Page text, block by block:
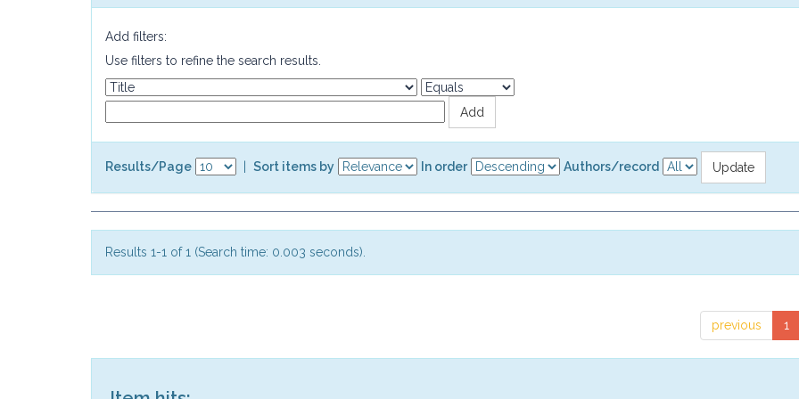
Add filters:
Use filters to refine the search results.
Results/Page Sort items by In order Authors/record
Results 1-1 of 1 (Search time: 0.003 seconds).
previous 1